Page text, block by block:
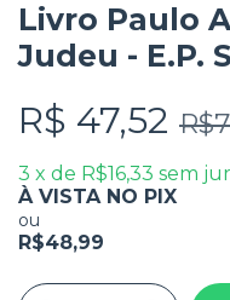
Livro Paulo
Judeu - E.P.
R$ 47,52
3 x de R$16,33 sem
À VISTA NO PIX
ou
R$48,99